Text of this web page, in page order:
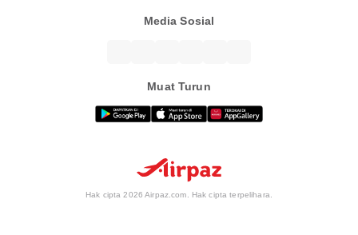
Media Sosial
Muat Turun
Hak cipta 2026 Airpaz.com. Hak cipta terpelihara.